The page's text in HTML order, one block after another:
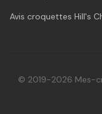
Avis croquettes Hill's
© 2019-2026 Mes-